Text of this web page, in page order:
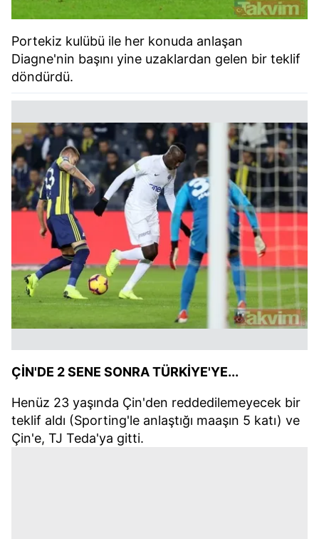
Portekiz kulübü ile her konuda anlaşan
Diagne'nin başını yine uzaklardan gelen bir teklif
döndürdü.
ÇİN'DE 2 SENE SONRA TÜRKİYE'YE...
Henüz 23 yaşında Çin'den reddedilemeyecek bir
teklif aldı (Sporting'le anlaştığı maaşın 5 katı) ve
Çin'e, TJ Teda'ya gitti.